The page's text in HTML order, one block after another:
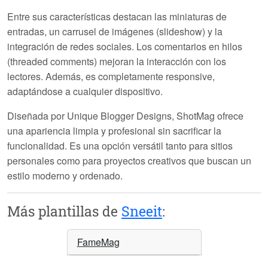
Entre sus características destacan las miniaturas de
entradas, un carrusel de imágenes (slideshow) y la
integración de redes sociales. Los comentarios en hilos
(threaded comments) mejoran la interacción con los
lectores. Además, es completamente responsive,
adaptándose a cualquier dispositivo.
Diseñada por Unique Blogger Designs, ShotMag ofrece
una apariencia limpia y profesional sin sacrificar la
funcionalidad. Es una opción versátil tanto para sitios
personales como para proyectos creativos que buscan un
estilo moderno y ordenado.
Más plantillas de Sneeit:
FameMag